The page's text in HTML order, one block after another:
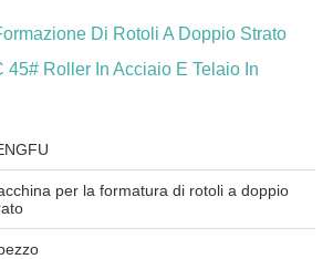
Di Rotoli A Doppio Strato
45# Roller In Acciaio E Telaio In
per la formatura di rotoli a doppio